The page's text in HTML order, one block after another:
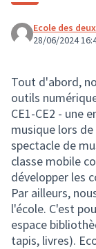
Ecole des
28/06/2024
Tout d'abord,
outils
CE1-CE2 - une
musique lors
spectacle de
classe mobile
développer les
Par ailleurs,
l'école. C'est
espace
tapis, livres).